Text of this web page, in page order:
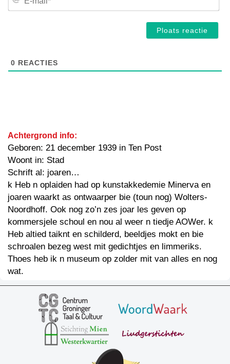
0 REACTIES
Achtergrond info:
Geboren: 21 december 1939 in Ten Post
Woont in: Stad
Schrift al: joaren…
k Heb n oplaiden had op kunstakkedemie Minerva en
joaren waarkt as ontwaarper bie (toun nog) Wolters-
Noordhoff. Ook nog zo’n zes joar les geven op
kommersjele schoul en nou al weer n tiedje AOWer. k
Heb altied taiknt en schilderd, beeldjes mokt en bie
schroalen bezeg west mit gedichtjes en limmeriks.
Thoes heb ik n museum op zolder mit van alles en nog
wat.